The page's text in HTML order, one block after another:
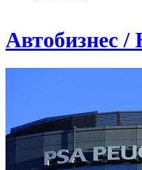
Автобизнес /